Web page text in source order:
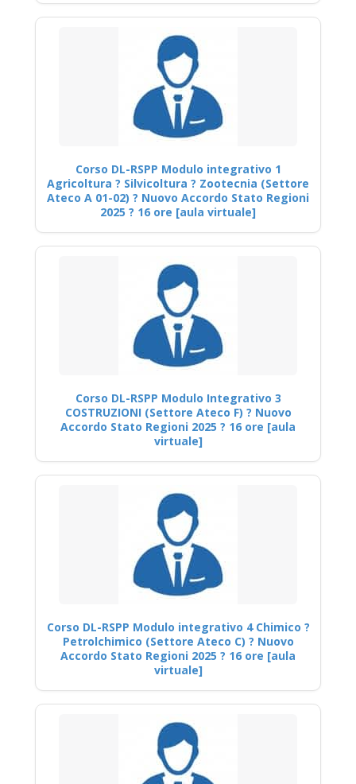
Corso DL-RSPP Modulo integrativo 1
Agricoltura ? Silvicoltura ? Zootecnia (Settore
Ateco A 01-02) ? Nuovo Accordo Stato Regioni
2025 ? 16 ore [aula virtuale]
Corso DL-RSPP Modulo Integrativo 3
COSTRUZIONI (Settore Ateco F) ? Nuovo
Accordo Stato Regioni 2025 ? 16 ore [aula
virtuale]
Corso DL-RSPP Modulo integrativo 4 Chimico ?
Petrolchimico (Settore Ateco C) ? Nuovo
Accordo Stato Regioni 2025 ? 16 ore [aula
virtuale]